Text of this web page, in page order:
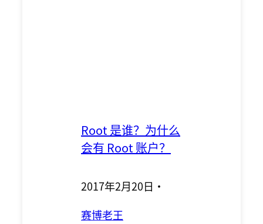
Root 是谁？为什么
会有 Root 账户？
2017年2月20日 ·
赛博老王